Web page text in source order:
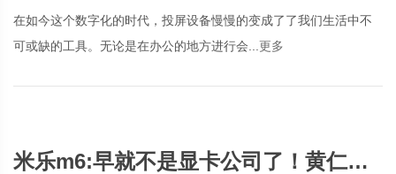
在如今这个数字化的时代，投屏设备慢慢的变成了了我们生活中不
可或缺的工具。无论是在办公的地方进行会... 更多
米乐m6:早就不是显卡公司了！黄仁勋